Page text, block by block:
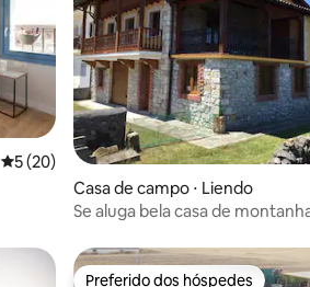
5 de uma avaliação média de 5, 20
5 (20)
Casa de campo ⋅ Liendo
Se aluga bela casa de
Preferido dos hóspedes